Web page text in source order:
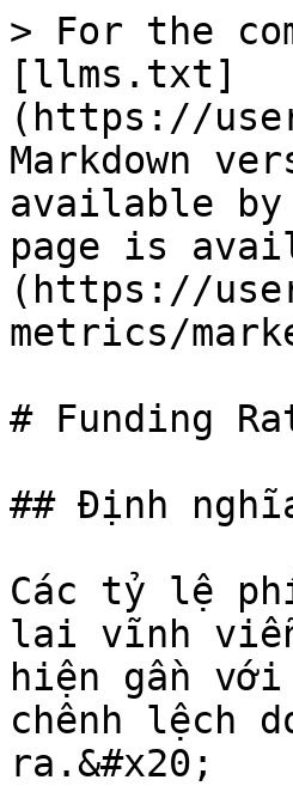
> For the
[llms.txt]
(https://
Markdown
available by
page is
(https://
metrics/
# Funding
## Định
Các tỷ lệ
lai vĩnh
hiện gần
chênh lệch
ra.&#x20;